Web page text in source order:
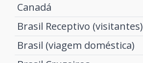
Canadá
Brasil Receptivo (visitantes)
Brasil (viagem doméstica)